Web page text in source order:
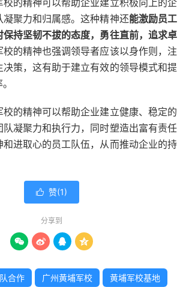
聚力和归属感。这种精神还能激励员工
保持坚韧不拔的态度，勇往直前，追求卓
的精神也强调领导者应该以身作则，注
策，这有助于建立有效的领导模式和提
的精神可以帮助企业建立健康、稳定的
凝聚力和执行力，同时塑造出富有责任
进取心的员工队伍，从而推动企业的持
 赞(1)
分享到
   
合作 广州黄埔军校 黄埔军校基地